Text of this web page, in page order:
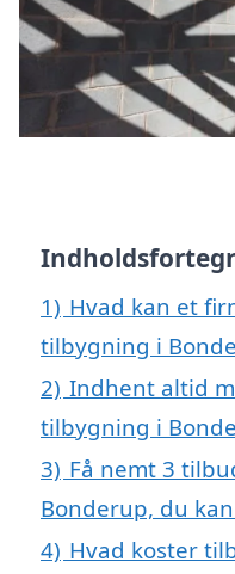
1) Hvad kan et
tilbygning i
2) Indhent altid
tilbygning i
3) Få nemt 3
Bonderup, du
4) Hvad koster